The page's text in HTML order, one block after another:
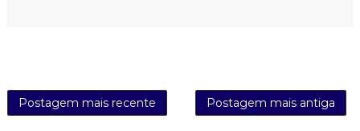
Postagem mais recente Postagem mais antiga